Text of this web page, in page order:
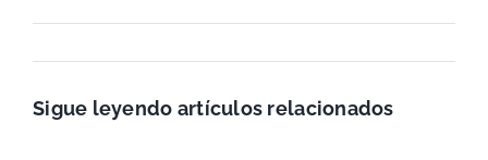
Sigue leyendo artículos relacionados